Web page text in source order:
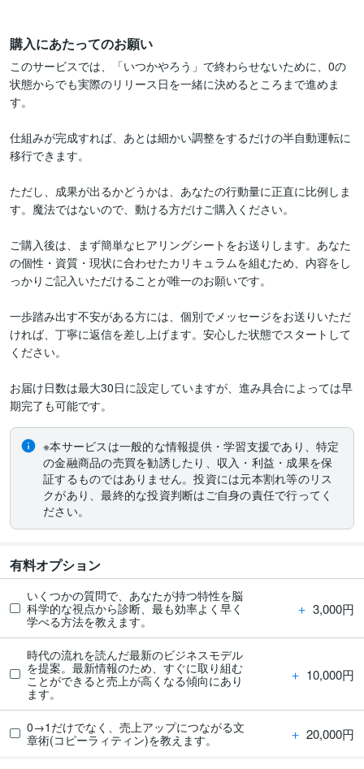
購入にあたってのお願い
このサービスでは、「いつかやろう」で終わらせないために、0の
状態からでも実際のリリース日を一緒に決めるところまで進めま
す。
仕組みが完成すれば、あとは細かい調整をするだけの半自動運転に
移行できます。
ただし、成果が出るかどうかは、あなたの行動量に正直に比例しま
す。魔法ではないので、動ける方だけご購入ください。
ご購入後は、まず簡単なヒアリングシートをお送りします。あなた
の個性・資質・現状に合わせたカリキュラムを組むため、内容をし
っかりご記入いただけることが唯一のお願いです。
一歩踏み出す不安がある方には、個別でメッセージをお送りいただ
ければ、丁寧に返信を差し上げます。安心した状態でスタートして
ください。
お届け日数は最大30日に設定していますが、進み具合によっては早
期完了も可能です。
※本サービスは一般的な情報提供・学習支援であり、特定
の金融商品の売買を勧誘したり、収入・利益・成果を保
証するものではありません。投資には元本割れ等のリス
クがあり、最終的な投資判断はご自身の責任で行ってく
ださい。
有料オプション
いくつかの質問で、あなたが持つ特性を脳
科学的な視点から診断、最も効率よく早く
学べる方法を教えます。
＋ 3,000円
時代の流れを読んだ最新のビジネスモデル
を提案。最新情報のため、すぐに取り組む
ことができると売上が高くなる傾向にあり
ます。
＋ 10,000円
0→1だけでなく、売上アップにつながる文
章術(コピーラィティン)を教えます。
＋ 20,000円